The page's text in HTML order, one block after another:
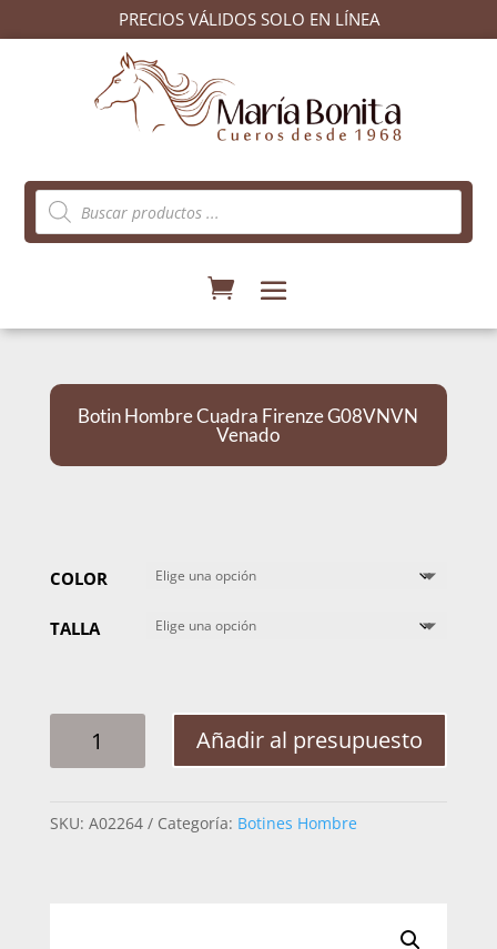
PRECIOS VÁLIDOS SOLO EN LÍNEA
Búsqueda
de
productos
Botin Hombre Cuadra Firenze G08VNVN
Venado
COLOR
TALLA
HOMBRE
G08VNVN
Añadir al presupuesto
SKU: A02264 Categoría: Botines Hombre